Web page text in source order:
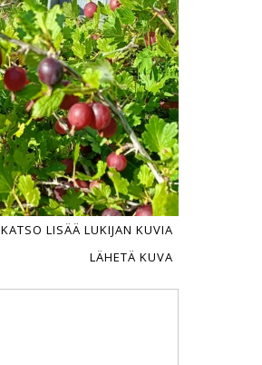
KATSO LISÄÄ LUKIJAN KUVIA
LÄHETÄ KUVA